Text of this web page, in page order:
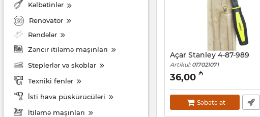
Kəlbətinlər
Renovator
Rəndələr
Zəncir itiləmə maşınları
Steplerlər və skoblar
Texniki fenlər
İsti hava püskürücüləri
İtiləmə maşınları
Açar Stanley 4-87-989
Artikul: 017021071
36,00 ₼
Səbətə at